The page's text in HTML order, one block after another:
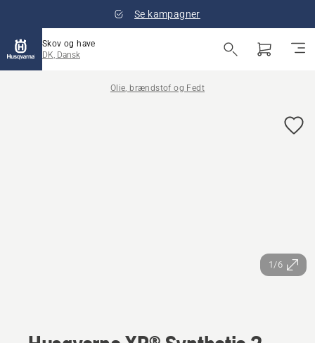
Se kampagner
Skov og have
DK, Dansk
Olie, brændstof og Fedt
1/6